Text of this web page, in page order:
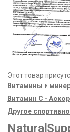
Этот товар
Витамины и
Витамин C -
Другое